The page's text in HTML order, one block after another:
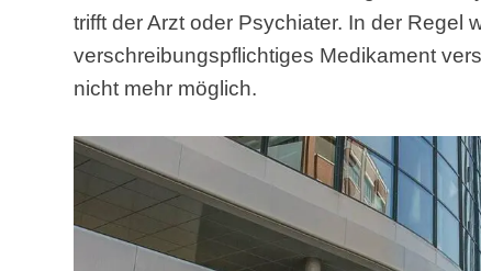
trifft der Arzt oder Psychiater. In der Regel
verschreibungspflichtiges Medikament
nicht mehr möglich.